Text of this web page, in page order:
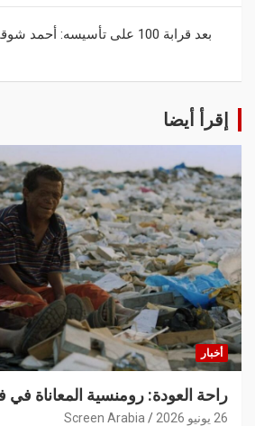
بعد قرابة 100 على تأسيسه:
إقرأ أيضا
أخبار
راحة العودة: رومنسية المعاناة في
26 يونيو 2026 Screen Arabia